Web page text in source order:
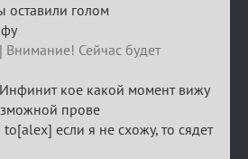
оставили голом
Сейчас будет
кое какой момент вижу
прове
если я не схожу, то сядет